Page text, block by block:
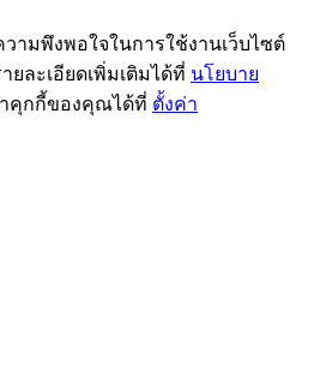
ามพึงพอใจในการใช้งานเว็บไซต์
ละเอียดเพิ่มเติมได้ที่ นโยบาย
คุกกี้ของคุณได้ที่ ตั้งค่า